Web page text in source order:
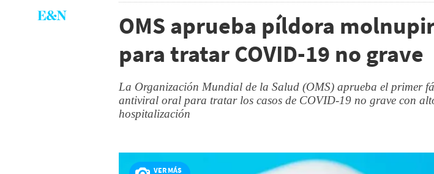
OMS aprueba píldora
para tratar COVID-19 no grave
La Organización Mundial de la Salud (OMS) aprueba el primer
antiviral oral para tratar los casos de COVID-19 no grave con
hospitalización
VER MÁS